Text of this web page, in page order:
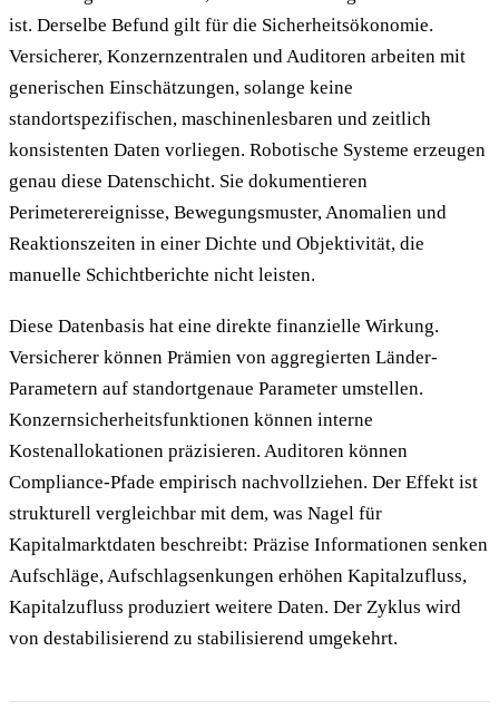
ist. Derselbe Befund gilt für die Sicherheitsökonomie.
Versicherer, Konzernzentralen und Auditoren arbeiten mit
generischen Einschätzungen, solange keine
standortspezifischen, maschinenlesbaren und zeitlich
konsistenten Daten vorliegen. Robotische Systeme erzeugen
genau diese Datenschicht. Sie dokumentieren
Perimeterereignisse, Bewegungsmuster, Anomalien und
Reaktionszeiten in einer Dichte und Objektivität, die
manuelle Schichtberichte nicht leisten.
Diese Datenbasis hat eine direkte finanzielle Wirkung.
Versicherer können Prämien von aggregierten Länder-
Parametern auf standortgenaue Parameter umstellen.
Konzernsicherheitsfunktionen können interne
Kostenallokationen präzisieren. Auditoren können
Compliance-Pfade empirisch nachvollziehen. Der Effekt ist
strukturell vergleichbar mit dem, was Nagel für
Kapitalmarktdaten beschreibt: Präzise Informationen senken
Aufschläge, Aufschlagsenkungen erhöhen Kapitalzufluss,
Kapitalzufluss produziert weitere Daten. Der Zyklus wird
von destabilisierend zu stabilisierend umgekehrt.